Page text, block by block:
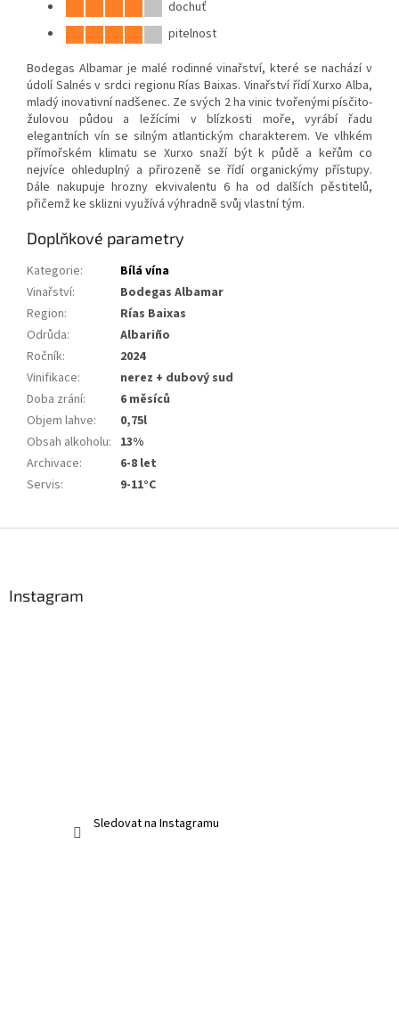
dochuť
pitelnost
Bodegas Albamar je malé rodinné vinařství, které se nachází v
údolí Salnés v srdci regionu Rías Baixas. Vinařství řídí Xurxo Alba,
mladý inovativní nadšenec. Ze svých 2 ha vinic tvořenými písčito-
žulovou půdou a ležícími v blízkosti moře, vyrábí řadu
elegantních vín se silným atlantickým charakterem. Ve vlhkém
přímořském klimatu se Xurxo snaží být k půdě a keřům co
nejvíce ohleduplný a přirozeně se řídí organickýmy přístupy.
Dále nakupuje hrozny ekvivalentu 6 ha od dalších pěstitelů,
přičemž ke sklizni využívá výhradně svůj vlastní tým.
Doplňkové parametry
Kategorie:
Bílá vína
Vinařství:
Bodegas Albamar
Region:
Rías Baixas
Odrůda:
Albariño
Ročník:
2024
Vinifikace:
nerez + dubový sud
Doba zrání:
6 měsíců
Objem lahve:
0,75l
Obsah alkoholu: 13%
Archivace:
6-8 let
Servis: 9-11°C
Instagram
Sledovat na Instagramu